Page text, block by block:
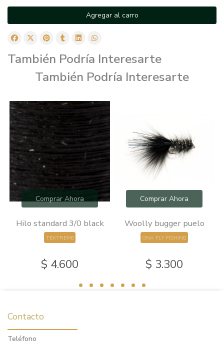
Agregar al carro
También Podría Interesarte
También Podría Interesarte
Comprar Ahora
Hilo standard 3/0 black
TEXTREME
$ 4.600
Comprar Ahora
Woolly bugger puelo
ONA FLY FISHING
$ 3.300
Contacto
Teléfono